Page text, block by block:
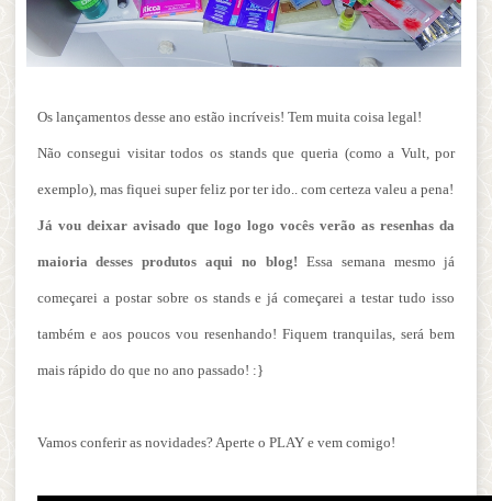
Os lançamentos desse ano estão incríveis! Tem muita coisa legal!
Não consegui visitar todos os stands que queria (como a Vult, por
exemplo), mas fiquei super feliz por ter ido.. com certeza valeu a pena!
Já vou deixar avisado que logo logo vocês verão as resenhas da
maioria desses produtos aqui no blog! Essa semana mesmo já
começarei a postar sobre os stands e já começarei a testar tudo isso
também e aos poucos vou resenhando! Fiquem tranquilas, será bem
mais rápido do que no ano passado! :}
Vamos conferir as novidades? Aperte o PLAY e vem comigo!